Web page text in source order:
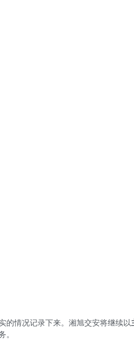
的情况记录下来。湘旭交安将继续以